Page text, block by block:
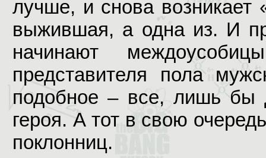
лучше, и снова
выжившая, а одна из. И
начинают
представителя пола
подобное – все, лишь бы
героя. А тот в свою
поклонниц.